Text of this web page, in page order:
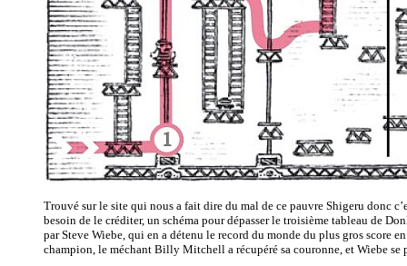
Trouvé sur le site qui nous a fait dire du mal de ce pauvre Shigeru donc
besoin de le créditer, un schéma pour dépasser le troisième tableau de
par Steve Wiebe, qui en a détenu le record du monde du plus gros score
champion, le méchant Billy Mitchell a récupéré sa couronne, et Wiebe se